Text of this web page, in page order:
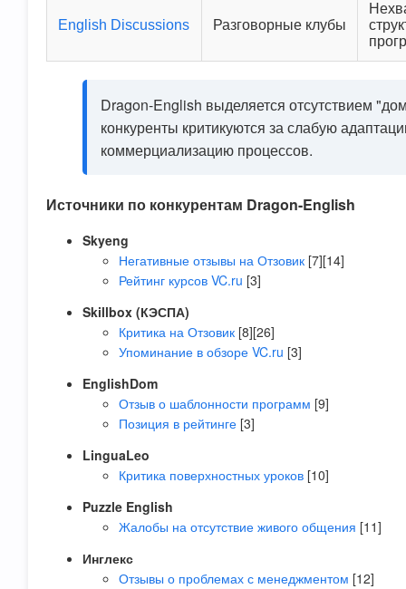
English Discussions Разговорные клубы
Dragon-English выделяется отсутствием
конкуренты критикуются за слабую
коммерциализацию процессов.
Источники по конкурентам Dragon-English
Skyeng
Негативные отзывы на Отзовик [7][14]
Рейтинг курсов VC.ru [3]
Skillbox (КЭСПА)
Критика на Отзовик [8][26]
Упоминание в обзоре VC.ru [3]
EnglishDom
Отзыв о шаблонности программ [9]
Позиция в рейтинге [3]
LinguaLeo
Критика поверхностных уроков [10]
Puzzle English
Жалобы на отсутствие живого общения [11]
Инглекс
Отзывы о проблемах с менеджментом [12]